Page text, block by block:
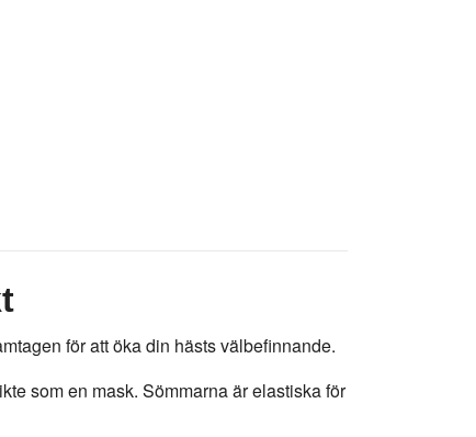
för att öka din hästs välbefinnande.
som en mask. Sömmarna är elastiska för